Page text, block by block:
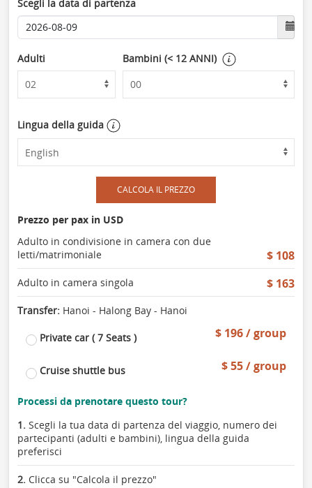
Scegli la data di partenza
Adulti Bambini (< 12 ANNI)
Lingua della guida
CALCOLA IL PREZZO
Prezzo per pax in USD
Adulto in condivisione in camera con due
letti/matrimoniale
$ 108
Adulto in camera singola $ 163
Transfer: Hanoi - Halong Bay - Hanoi
Private car ( 7 Seats ) $ 196 / group
Cruise shuttle bus $ 55 / group
Processi da prenotare questo tour?
1. Scegli la tua data di partenza del viaggio, numero dei
partecipanti (adulti e bambini), lingua della guida
preferisci
2. Clicca su "Calcola il prezzo"